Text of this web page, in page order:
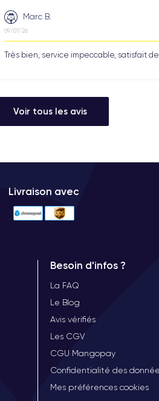
Marc B.
09/07/26
Très bien, service impeccable, satisfait
Voir tous les avis
Livraison avec
Besoin d'infos ?
La FAQ
Le Blog
Avis vérifiés
Les CGV
CGU Mangopay
Confidentialité des
Mes préférences cookies